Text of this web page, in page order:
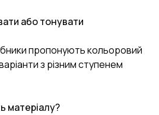
або тонувати
пропонують кольоровий
з різним ступенем
матеріалу?